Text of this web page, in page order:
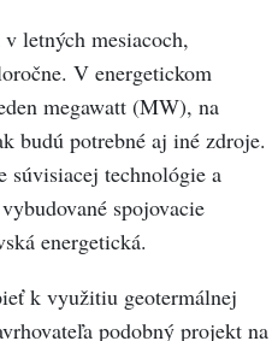
letných mesiacoch,
V energetickom
megawatt (MW), na
budú potrebné aj iné zdroje.
technológie a
spojovacie
energetická.
k využitiu geotermálnej
podobný projekt na